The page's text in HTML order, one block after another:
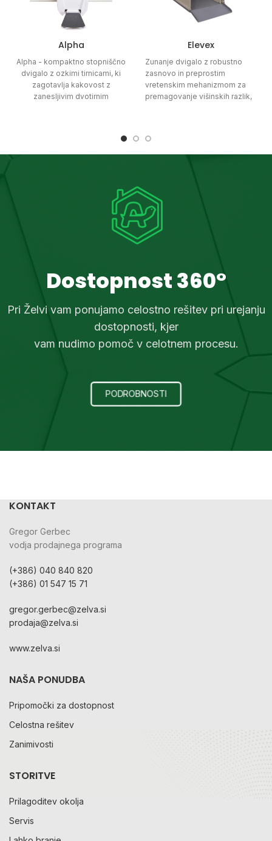
Alpha
Alpha - kompaktno stopniščno
dvigalo z ozkimi tirnicami, ki
zagotavlja kakovost z
zanesljivim dvotirnim
Elevex
Zunanje dvigalo z robustno
zasnovo in preprostim
vretenskim mehanizmom za
premagovanje višinskih razlik,
Dostopnost 360°
Pri Želvi vam ponujamo celostno rešitev pri urejanju
dostopnosti, kjer
vam nudimo pomoč v celotnem procesu.
PODROBNOSTI
KONTAKT
Gregor Gerbec
vodja prodajnega programa
(+386) 040 840 820
(+386) 01 547 15 71
gregor.gerbec@zelva.si
prodaja@zelva.si
www.zelva.si
NAŠA PONUDBA
Pripomočki za dostopnost
Celostna rešitev
Zanimivosti
STORITVE
Prilagoditev okolja
Servis